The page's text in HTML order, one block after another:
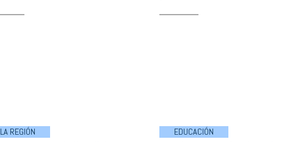
LA REGIÓN EDUCACIÓN